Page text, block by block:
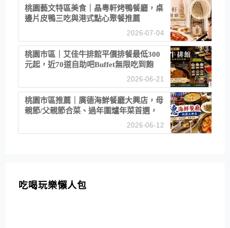
桃園藝文特區美食｜晶粵軒烤鴨餐廳，桌
邊片皮鴨三吃與港式點心聚餐推薦
2026-07-04
桃園市區｜艾佳牛排館平價排餐最低300
元起，近70道自助吧Buffet無限吃到飽
2026-06-21
桃園市區推薦｜廣德海鮮餐廳大興店，母
親節/父親節合菜、過年圍爐年菜首選，
2026-06-12
吃喝玩樂懶人包